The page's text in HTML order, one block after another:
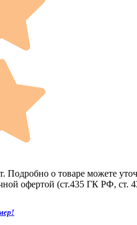
Подробно о товаре можете
офертой (ст.435 ГК РФ, cт.